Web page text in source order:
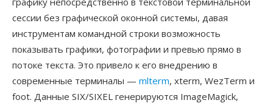
сессии без графической оконной системы, давая
инструментам командной строки возможность
показывать графики, фотографии и превью прямо в
потоке текста. Это привело к его внедрению в
современные терминалы — mlterm, xterm, WezTerm и
foot. Данные SIX/SIXEL генерируются ImageMagick,